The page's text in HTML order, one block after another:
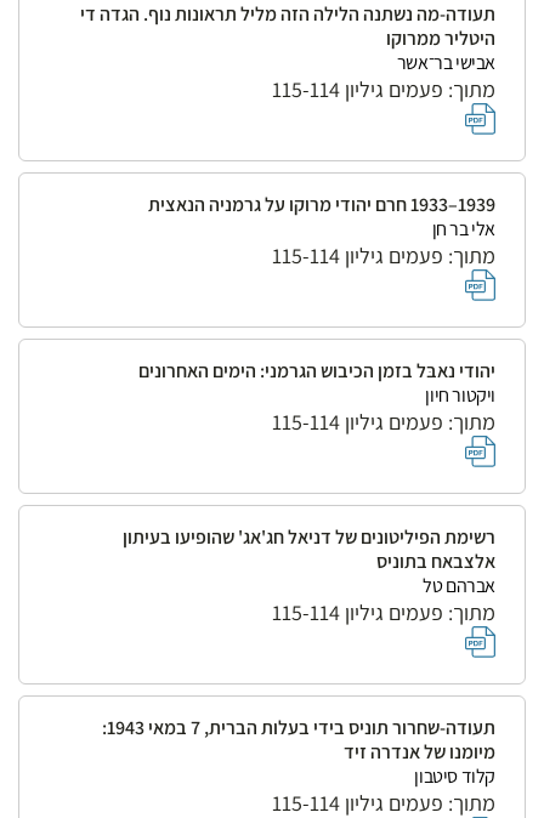
תעודה-מה נשתנה הלילה הזה מליל תראונות נוף. הגדה די
היטליר ממרוקו
אבישי בר־אשר
מתוך: פעמים גיליון 115-114
1939–1933 חרם יהודי מרוקו על גרמניה הנאצית
אלי בר חן
מתוך: פעמים גיליון 115-114
יהודי נאבּל בזמן הכיבוש הגרמני: הימים האחרונים
ויקטור חיון
מתוך: פעמים גיליון 115-114
רשימת הפיליטונים של דניאל חג'אג' שהופיעו בעיתון
אלצבאח בתוניס
אברהם טל
מתוך: פעמים גיליון 115-114
תעודה-שחרור תוניס בידי בעלות הברית, 7 במאי 1943:
מיומנו של אנדרה זיד
קלוד סיטבון
מתוך: פעמים גיליון 115-114